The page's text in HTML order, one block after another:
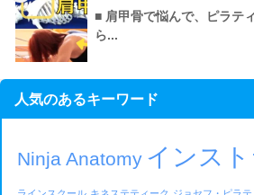
■ 肩甲骨で悩んで、ピラテ
ら...
人気のあるキーワード
Ninja Anatomy インス